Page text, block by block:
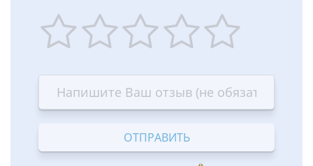
star
Terrible
stars
—
Bad
stars
—
OK
stars
—
Good
stars
—
Excellent